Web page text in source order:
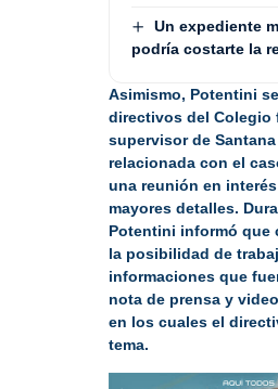
Un expediente
podría costarte la
Asimismo, Potentini
directivos del Colegio
supervisor de
relacionada con el
una reunión en
mayores detalles.
Potentini informó que
la posibilidad de
informaciones que
nota de prensa y
en los cuales el
tema.